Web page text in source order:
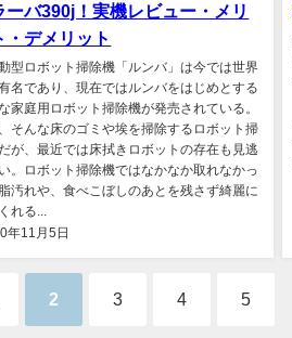
ーバ390j！実機レビュー・メリ
・デメリット
型ロボット掃除機「ルンバ」は今では世界
名であり、現在ではルンバをはじめとする
家庭用ロボット掃除機が発売されている。
そんな床のゴミや埃を掃除するロボット掃
が、最近では床拭きロボットの存在も見逃
。ロボット掃除機ではなかなか取れなかっ
汚れや、食べこぼしのあとを残さず綺麗に
れる...
年11月5日
2 3 4 5